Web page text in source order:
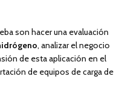
son hacer una evaluación
, analizar el negocio
de esta aplicación en el
de equipos de carga de